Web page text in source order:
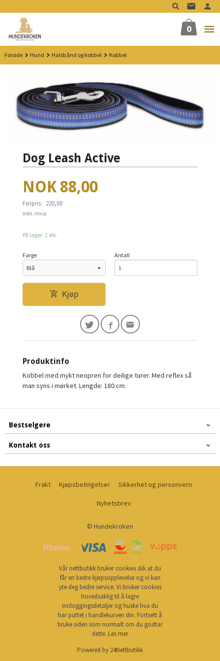
til
innholdet
0
Forside Hund Halsbånd og kobbel Kobbel
Dog Leash Active
Tilbud
NOK 88,00
Førpris: 220,00
Rabatt
inkl. mva.
På lager: 1 stk.
Farge Antall
Kjøp
Produktinfo
Kobbel med mykt neopren for deilige turer. Med reflex så
man syns i mørket. Lengde: 180 cm.
Bestselgere
Kontakt oss
Frakt Kjøpsbetingelser Sikkerhet og personvern
Nyhetsbrev
© Hundekroken
Vår nettbutikk bruker cookies slik at du
får en bedre kjøpsopplevelse og vi kan
yte deg bedre service. Vi bruker cookies
hovedsaklig til å lagre
innloggingsdetaljer og huske hva du
har puttet i handlekurven din. Fortsett å
bruke siden som normalt om du godtar
dette. Les mer
Powered by 24Nettbutikk